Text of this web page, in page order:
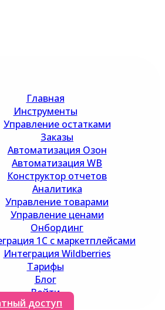
Главная
Инструменты
Управление остатками
Заказы
Автоматизация Озон
Автоматизация WB
Конструктор отчетов
Аналитика
Управление товарами
Управление ценами
Онбординг
1С с маркетплейсами
Интеграция Wildberries
Тарифы
Блог
Войти
доступ